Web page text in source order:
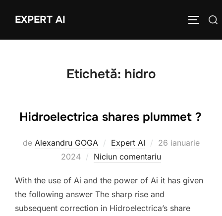
EXPERT AI
Caută
Etichetă: hidro
Hidroelectrica shares plummet ?
de Alexandru GOGA Expert AI
Publicat
pe
26 ianuarie
2024
Niciun comentariu
With the use of Ai and the power of Ai it has given
the following answer The sharp rise and
subsequent correction in Hidroelectrica’s share